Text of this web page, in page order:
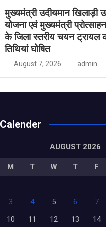
मुख्यमंत्री उदीयमान खिलाड़ी
योजना एवं मुख्यमंत्री
के जिला स्तरीय चयन ट्रायल
तिथियां घोषित
August 7, 2026 admin
Calender
AUGUST 2026
M T W T F
3 4 5 6
7
10
11 12 13 14